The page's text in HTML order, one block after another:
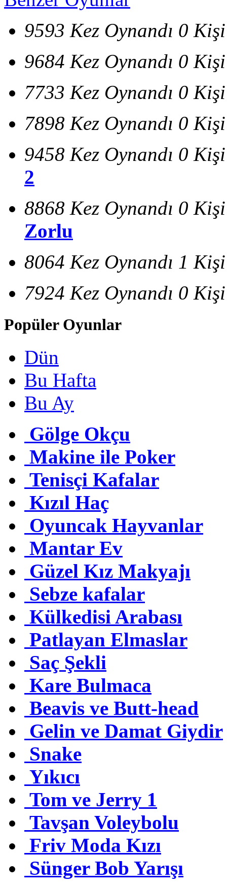
9593 Kez Oynandı 0
9684 Kez Oynandı 0
7733 Kez Oynandı 0
7898 Kez Oynandı 0
9458 Kez Oynandı 0
2
8868 Kez Oynandı 0
Zorlu
8064 Kez Oynandı 1
7924 Kez Oynandı 0
Popüler Oyunlar
Dün
Bu Hafta
Bu Ay
Gölge Okçu
Makine ile Poker
Tenisçi Kafalar
Kızıl Haç
Oyuncak Hayvanlar
Mantar Ev
Güzel Kız Makyajı
Sebze kafalar
Külkedisi Arabası
Patlayan Elmaslar
Saç Şekli
Kare Bulmaca
Beavis ve Butt-head
Gelin ve Damat Giydir
Snake
Yıkıcı
Tom ve Jerry 1
Tavşan Voleybolu
Friv Moda Kızı
Sünger Bob Yarışı